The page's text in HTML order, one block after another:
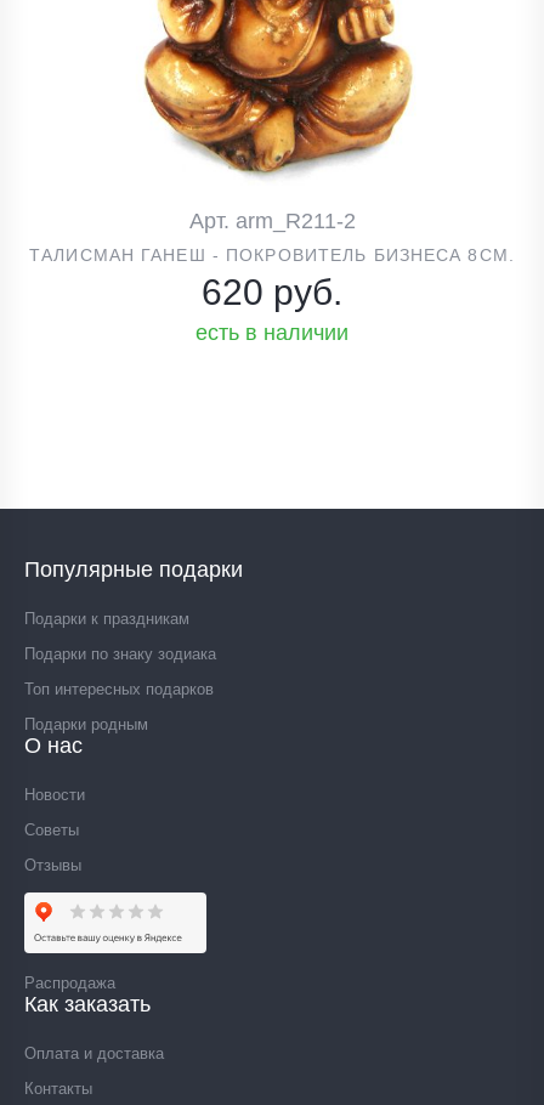
Арт. arm_R211-2
ТАЛИСМАН ГАНЕШ - ПОКРОВИТЕЛЬ БИЗНЕСА 8СМ.
620 руб.
есть в наличии
Популярные подарки
Подарки к праздникам
Подарки по знаку зодиака
Топ интересных подарков
Подарки родным
О нас
Новости
Советы
Отзывы
Распродажа
Как заказать
Оплата и доставка
Контакты